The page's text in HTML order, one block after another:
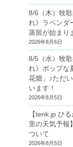
8/6（木）牧
れ》ラベンダ
蒸留が始まり
2026年8月6日
8/5（水）牧
れ》ポップな
花畑」♪ただ
います！
2026年8月5日
【tenk.jp ひ
里の天気予報
ついて
2026年8月5日